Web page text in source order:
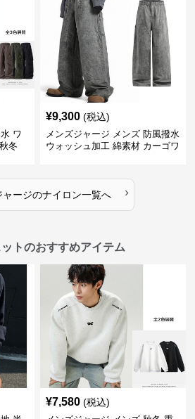
ワ
冬
¥9,300 (税込)
メンズジャージ メンズ 防風撥水
ウォッシュ加工 綿素材 カーゴワ
ャージのナイロン一覧へ ›
トのおすすめアイテム
¥7,580 (税込)